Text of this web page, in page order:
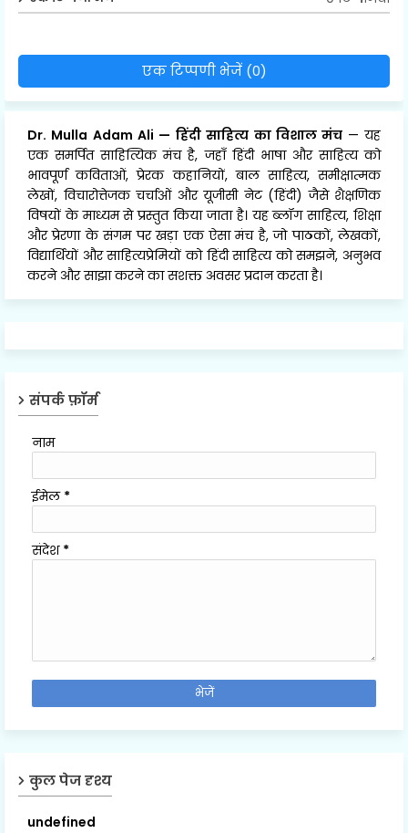
एक टिप्पणी भेजें (0)
Dr. Mulla Adam Ali — हिंदी साहित्य का विशाल मंच — यह
एक समर्पित साहित्यिक मंच है, जहाँ हिंदी भाषा और साहित्य को
भावपूर्ण कविताओं, प्रेरक कहानियों, बाल साहित्य, समीक्षात्मक
लेखों, विचारोत्तेजक चर्चाओं और यूजीसी नेट (हिंदी) जैसे शैक्षणिक
विषयों के माध्यम से प्रस्तुत किया जाता है। यह ब्लॉग साहित्य, शिक्षा
और प्रेरणा के संगम पर खड़ा एक ऐसा मंच है, जो पाठकों, लेखकों,
विद्यार्थियों और साहित्यप्रेमियों को हिंदी साहित्य को समझने, अनुभव
करने और साझा करने का सशक्त अवसर प्रदान करता है।
संपर्क फ़ॉर्म
नाम
ईमेल *
संदेश *
कुल पेज दृश्य
undefined